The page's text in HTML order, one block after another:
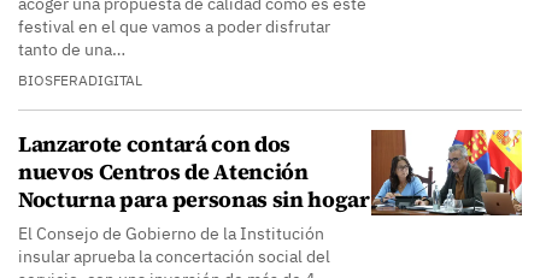
festival en el que vamos a poder disfrutar
tanto de una…
BIOSFERADIGITAL
Lanzarote contará con dos
nuevos Centros de Atención
Nocturna para personas sin hogar
El Consejo de Gobierno de la Institución
insular aprueba la concertación social del